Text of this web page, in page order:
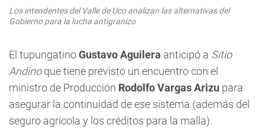
Los intendentes del Valle de Uco analizan las alternativas del
Gobierno para la lucha antigranizo
El tupungatinoGustavo Aguilera anticipó a Sitio
Andinoque tiene previsto un encuentro con el
ministro de Producción Rodolfo Vargas Arizu para
asegurar la continuidad de ese sistema (además del
seguro agrícola y los créditos para la malla).